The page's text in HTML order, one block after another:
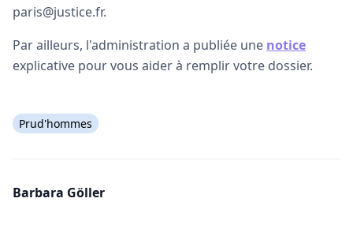
paris@justice.fr.
Par ailleurs, l'administration a publiée une notice
explicative pour vous aider à remplir votre dossier.
Prud'hommes
Barbara Göller